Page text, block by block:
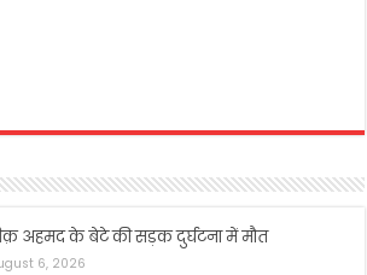
अहमद के बेटे की सड़क दुर्घटना में मौत
6, 2026